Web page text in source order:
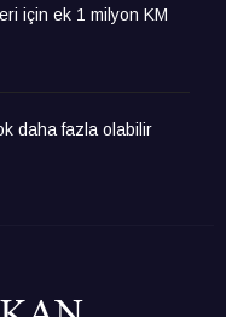
için ek 1 milyon KM
daha fazla olabilir